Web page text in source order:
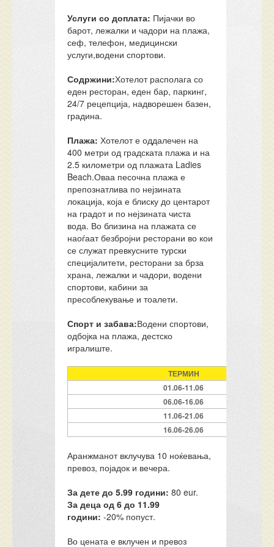
Услуги со доплата: Пијачки во
барот, лежалки и чадори на плажа,
сеф, телефон, медицински
услуги,водени спортови.
Содржини:Хотелот располага со
еден ресторан, еден бар, паркинг,
24/7 рецепција, надворешен базен,
градина.
Плажа:Хотелот е оддалечен на
400 метри од градската плажа и на
2.5 километри од плажата Ladies
Beach.Оваа песочна плажа е
препознатлива по нејзината
локација, која е блиску до центарот
на градот и по нејзината чиста
вода. Во близина на плажата се
наоѓаат безбројни ресторани во кои
се служат превкусните турски
специјалитети, ресторани за брза
храна, лежалки и чадори, водени
спортови, кабини за
пресоблекување и тоалети.
Спорт и забава:Водени спортови,
одбојка на плажа, дестско
игралиште.
ТЕРМИН
01.06-11.06
06.06-16.06
11.06-21.06
16.06-26.06
Аранжманот вклучува 10 ноќевања,
превоз, појадок и вечера.
За дете до 5.99 години:80 eur.
За деца од 6 до 11.99
години:-20% попуст.
Во цената е вклучен и превоз